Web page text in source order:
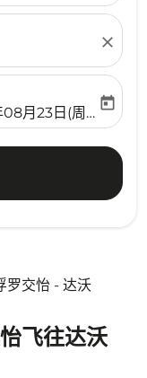
close
labelreturn-date-
月23日(周日)
today
罗交怡 - 达沃
飞往达沃
您的筛选条件。